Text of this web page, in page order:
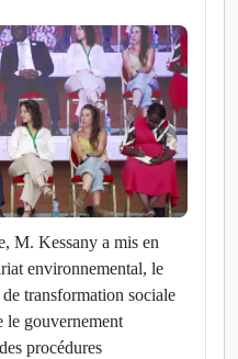
M. Kessany a mis en
environnemental, le
transformation sociale
le gouvernement
procédures